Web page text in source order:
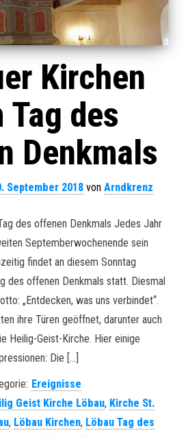
Kirchen
Tag des
Denkmals
September 2018von Arndkrenz
des offenen Denkmals Jedes Jahr
Septemberwochenende sein
findet an diesem Sonntag
des offenen Denkmals statt. Diesmal
„Entdecken, was uns verbindet“.
ihre Türen geöffnet, darunter auch
Heilig-Geist-Kirche. Hier einige
Die […]
Ereignisse
Geist Kirche Löbau, Kirche St.
, Löbau Kirchen, Löbau Tag des